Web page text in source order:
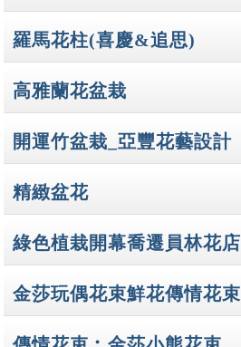
羅馬花柱(喜慶&追思)
高雅蘭花盆栽
開運竹盆栽_亞豐花藝設計
精緻盆花
綠色植栽開幕喬遷員林花店
金莎玩偶花束鮮花傳情花束